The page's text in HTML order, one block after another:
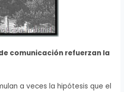
comunicación refuerzan la
a veces la hipótesis que el